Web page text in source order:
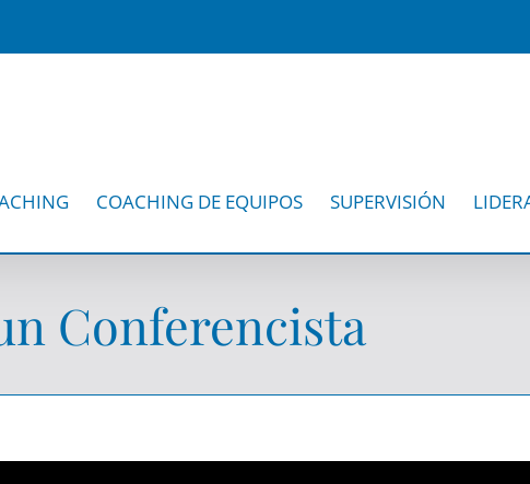
COACHING DE EQUIPOS SUPERVISIÓN
Conferencista